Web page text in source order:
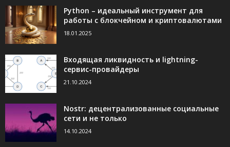
Python – идеальный инструмент для
работы с блокчейном и криптовалютами
18.01.2025
Входящая ликвидность и lightning-
сервис-провайдеры
21.10.2024
Nostr: децентрализованные социальные
сети и не только
14.10.2024